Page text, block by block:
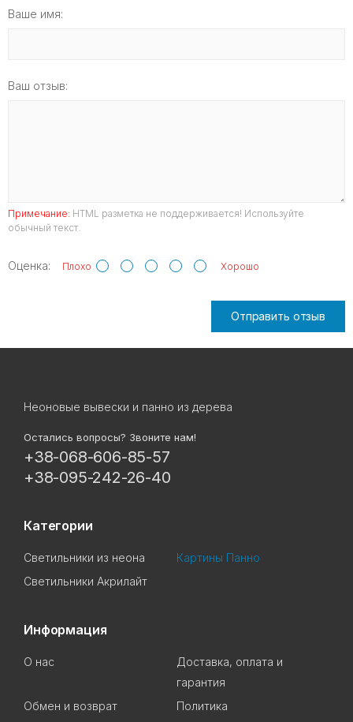
Ваше имя:
Ваш отзыв:
Примечание: HTML разметка не поддерживается! Используйте
обычный текст.
Оценка: Плохо Хорошо
Отправить отзыв
Неоновые вывески и панно из дерева
Остались вопросы? Звоните нам!
+38-068-606-85-57
+38-095-242-26-40
Категории
Светильники из неона
Картины Панно
Светильники Акрилайт
Информация
О нас
Доставка, оплата и
гарантия
Обмен и возврат
Политика